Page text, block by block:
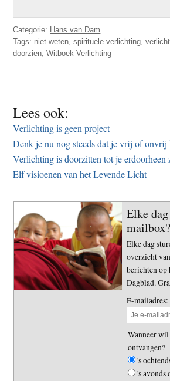
Categorie: Hans van Dam
Tags: niet-weten,spirituele verlichting,
doorzien,Witboek Verlichting
Lees ook:
Verlichting is geen project
Denk je nu nog steeds dat je vrij of onvrij
Verlichting is doorzitten tot je erdoorheen
Elf visioenen van het Levende Licht
Elke
mailbox?
Elke dag
overzicht
berichten op
Dagblad.
E-mailadres:
Wanneer
ontvangen?
's
's avonds